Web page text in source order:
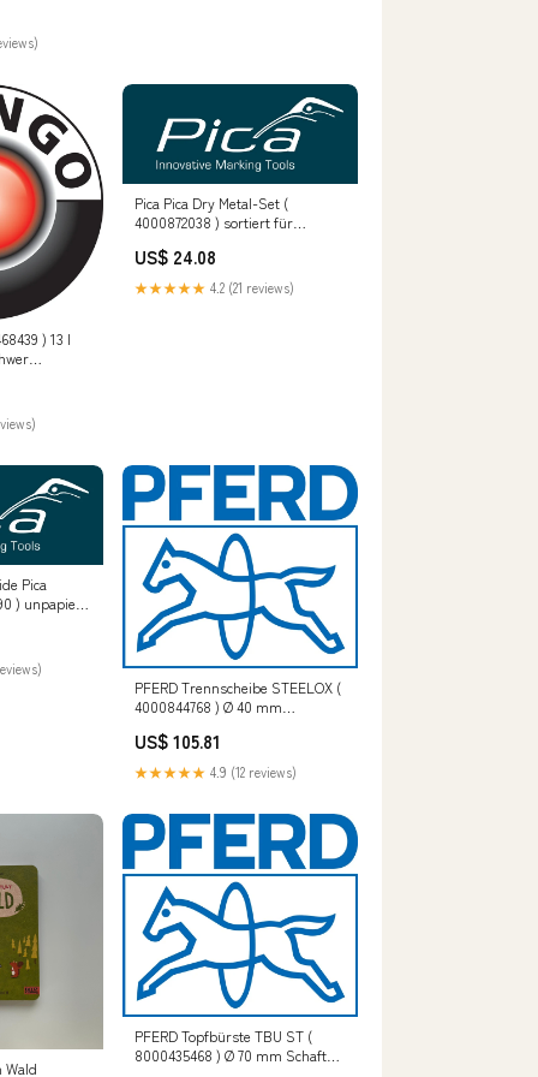
QM -
) 13 l
Pica Pica Dry Metal-Set (
4000872038 ) sortiert für
g.calahorro
US$ 24.08
★★★★★ 4.2 (21 reviews)
Pica
) unpapiert,
PFERD Trennscheibe STEELOX (
4000844768 ) Ø 40 mm
Bohrung 6 mm C - r.winnik
US$ 105.81
★★★★★ 4.9 (12 reviews)
Wald
PFERD Topfbürste TBU ST (
8000435468 ) Ø 70 mm Schaft